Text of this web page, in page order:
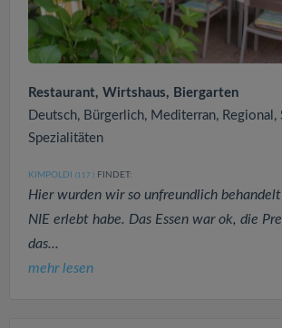
Restaurant, Wirtshaus, Biergarten
Deutsch, Bürgerlich, Mediterran, Regional,
Spezialitäten
KIMPOLDI (117 ) FINDET:
Hier wurden wir so unfreundlich
NIE erlebt habe. Das Essen war ok, die
das...
mehr lesen